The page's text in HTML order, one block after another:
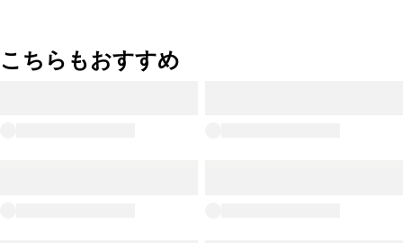
こちらもおすすめ